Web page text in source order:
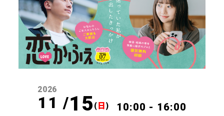
2026
11 /15 ( 日) 10:00 - 16:00